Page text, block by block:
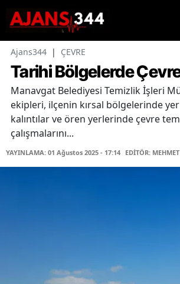
Ajans344 | ÇEVRE
Tarihi Bölgelerde
Manavgat Belediyesi Temizlik İşleri
ekipleri, ilçenin kırsal bölgelerinde
kalıntılar ve ören yerlerinde çevre
çalışmalarını...
YAYINLAMA: 01 Ağustos 2025 - 17:14 EDİTÖR: